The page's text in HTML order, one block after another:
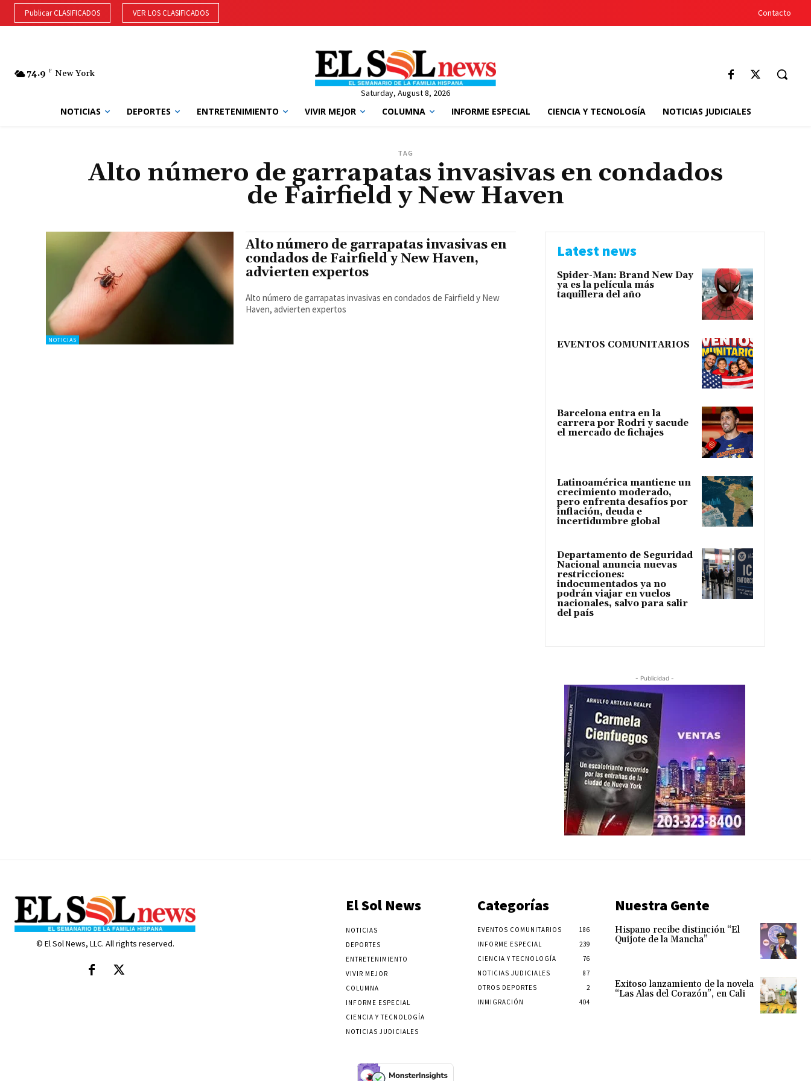
Publicar CLASIFICADOS VER LOS CLASIFICADOS Contacto
74.9 F New York
Saturday, August 8, 2026
NOTICIAS DEPORTES ENTRETENIMIENTO VIVIR MEJOR COLUMNA INFORME ESPECIAL CIENCIA Y TECNOLOGÍA NOTICIAS JUDICIALES
TAG
Alto número de garrapatas invasivas en condados
de Fairfield y New Haven
NOTICIAS
Alto número de garrapatas invasivas en
condados de Fairfield y New Haven,
advierten expertos
Alto número de garrapatas invasivas en condados de Fairfield y New
Haven, advierten expertos
Latest news
Spider-Man: Brand New Day
ya es la película más
taquillera del año
EVENTOS COMUNITARIOS
Barcelona entra en la
carrera por Rodri y sacude
el mercado de fichajes
Latinoamérica mantiene un
crecimiento moderado,
pero enfrenta desafíos por
inflación, deuda e
incertidumbre global
Departamento de Seguridad
Nacional anuncia nuevas
restricciones:
indocumentados ya no
podrán viajar en vuelos
nacionales, salvo para salir
del país
- Publicidad -
© El Sol News, LLC. All rights reserved.
El Sol News
NOTICIAS
DEPORTES
ENTRETENIMIENTO
VIVIR MEJOR
COLUMNA
INFORME ESPECIAL
CIENCIA Y TECNOLOGÍA
NOTICIAS JUDICIALES
Categorías
EVENTOS COMUNITARIOS
186
INFORME ESPECIAL
239
CIENCIA Y TECNOLOGÍA
76
NOTICIAS JUDICIALES
87
OTROS DEPORTES
2
INMIGRACIÓN
404
Nuestra Gente
Hispano recibe distinción “El
Quijote de la Mancha”
Exitoso lanzamiento de la novela
“Las Alas del Corazón”, en Cali